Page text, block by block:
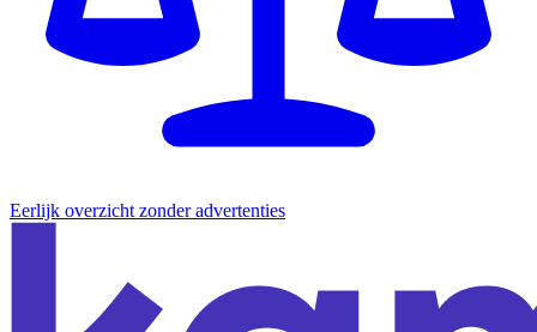
Eerlijk overzicht zonder advertenties